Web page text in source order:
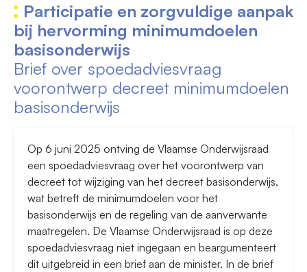
Participatie en zorgvuldige aanpak
bij hervorming minimumdoelen
basisonderwijs
Brief over spoedadviesvraag
voorontwerp decreet minimumdoelen
basisonderwijs
Op 6 juni 2025 ontving de Vlaamse Onderwijsraad
een spoedadviesvraag over het voorontwerp van
decreet tot wijziging van het decreet basisonderwijs,
wat betreft de minimumdoelen voor het
basisonderwijs en de regeling van de aanverwante
maatregelen. De Vlaamse Onderwijsraad is op deze
spoedadviesvraag niet ingegaan en beargumenteert
dit uitgebreid in een brief aan de minister. In de brief